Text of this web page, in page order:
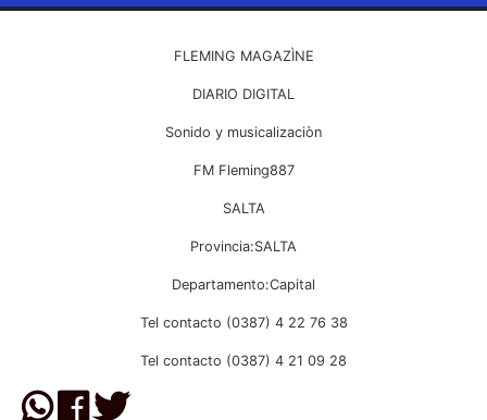
FLEMING MAGAZÌNE
DIARIO DIGITAL
Sonido y musicalizaciòn
FM Fleming887
SALTA
Provincia:SALTA
Departamento:Capital
Tel contacto (0387) 4 22 76 38
Tel contacto (0387) 4 21 09 28